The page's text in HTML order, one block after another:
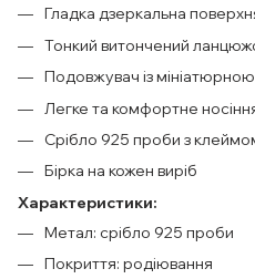
Гладка дзеркальна
Тонкий витончений
Подовжувач із
Легке та комфортне
Срібло 925 проби з
Бірка на кожен виріб
Характеристики:
Метал: срібло 925 проби
Покриття: родіювання